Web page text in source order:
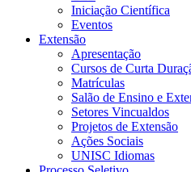
Iniciação Científica
Eventos
Extensão
Apresentação
Cursos de Curta
Matrículas
Salão de Ensino e
Setores Vincualdos
Projetos de Extensão
Ações Sociais
UNISC Idiomas